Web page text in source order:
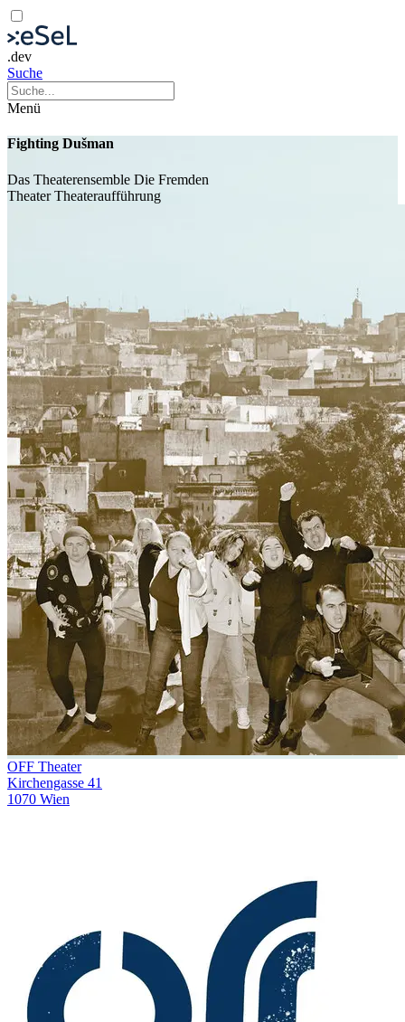
.dev
Suche
Menü
Fighting Dušman
Das Theaterensemble Die Fremden
TheaterTheateraufführung
OFF Theater
Kirchengasse 41
1070 Wien